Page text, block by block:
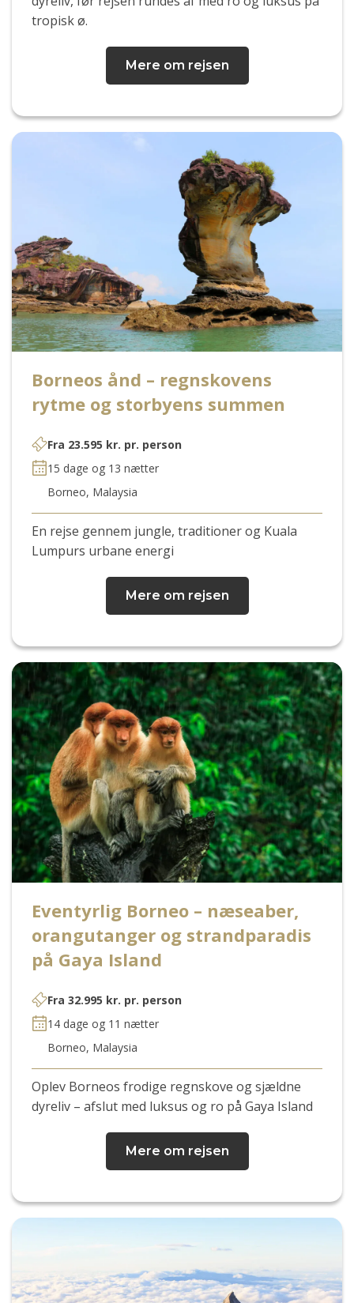
tropisk ø.
Mere om rejsen
Borneos ånd – regnskovens
rytme og storbyens summen
Fra 23.595 kr. pr. person
15 dage og 13 nætter
Borneo, Malaysia
En rejse gennem jungle, traditioner og Kuala
Lumpurs urbane energi
Mere om rejsen
Eventyrlig Borneo – næseaber,
orangutanger og strandparadis
på Gaya Island
Fra 32.995 kr. pr. person
14 dage og 11 nætter
Borneo, Malaysia
Oplev Borneos frodige regnskove og sjældne
dyreliv – afslut med luksus og ro på Gaya Island
Mere om rejsen